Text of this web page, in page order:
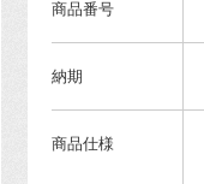
商品番号
納期
商品仕様